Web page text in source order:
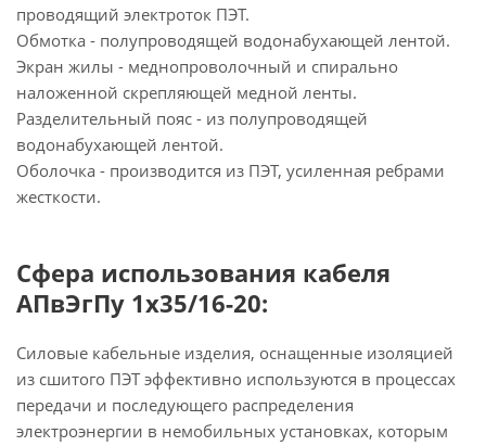
проводящий электроток ПЭТ.
Обмотка - полупроводящей водонабухающей лентой.
Экран жилы - меднопроволочный и спирально
наложенной скрепляющей медной ленты.
Разделительный пояс - из полупроводящей
водонабухающей лентой.
Оболочка - производится из ПЭТ, усиленная ребрами
жесткости.
Сфера использования кабеля
АПвЭгПу 1х35/16-20:
Силовые кабельные изделия, оснащенные изоляцией
из сшитого ПЭТ эффективно используются в процессах
передачи и последующего распределения
электроэнергии в немобильных установках, которым